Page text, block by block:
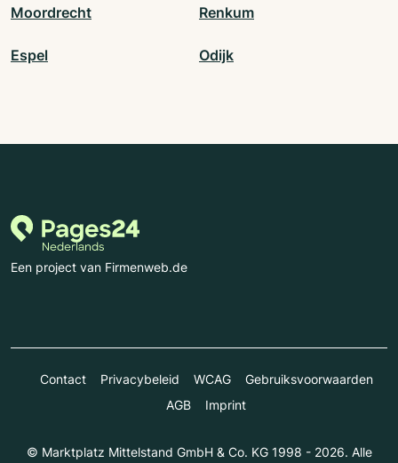
Moordrecht Renkum
Espel Odijk
Een project van Firmenweb.de
Contact Privacybeleid WCAG
Gebruiksvoorwaarden
AGB
Imprint
© Marktplatz Mittelstand GmbH & Co. KG 1998 - 2026. Alle